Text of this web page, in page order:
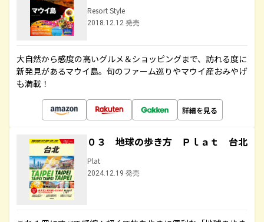
Resort Style
2018.12.12 発売
大自然から感度の高いグルメ＆ショッピングまで、訪れる度に
新発見があるマウイ島。旬のファーム巡りやマウイ産おみやげ
も満載！
詳細を見る
０３ 地球の歩き方 Ｐｌａｔ 台北
Plat
2024.12.19 発売